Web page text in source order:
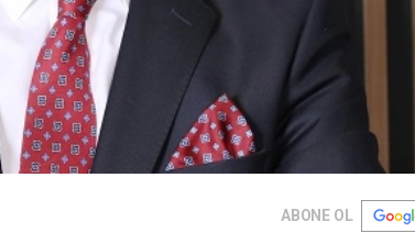
ABONE OL